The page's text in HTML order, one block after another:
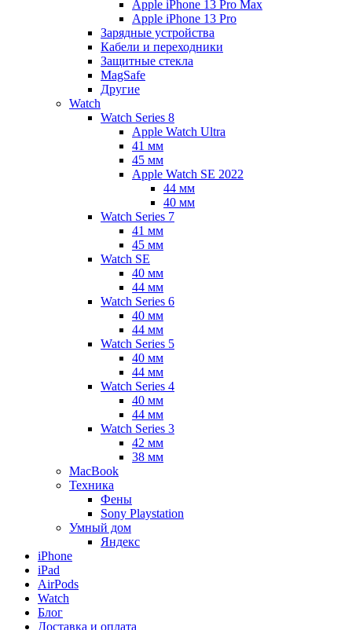
Apple iPhone 13 Pro Max
Apple iPhone 13 Pro
Зарядные устройства
Кабели и переходники
Защитные стекла
MagSafe
Другие
Watch
Watch Series 8
Apple Watch Ultra
41 мм
45 мм
Apple Watch SE 2022
44 мм
40 мм
Watch Series 7
41 мм
45 мм
Watch SE
40 мм
44 мм
Watch Series 6
40 мм
44 мм
Watch Series 5
40 мм
44 мм
Watch Series 4
40 мм
44 мм
Watch Series 3
42 мм
38 мм
MacBook
Техника
Фены
Sony Playstation
Умный дом
Яндекс
iPhone
iPad
AirPods
Watch
Блог
Доставка и оплата